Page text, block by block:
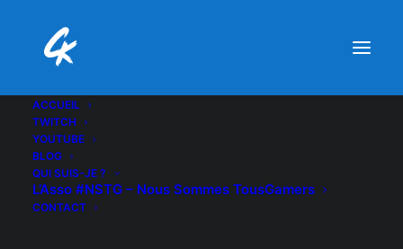
ACCUEIL
TWITCH
YOUTUBE
BLOG
QUI SUIS-JE ?
L’Asso #NSTG – Nous Sommes TousGamers
CONTACT